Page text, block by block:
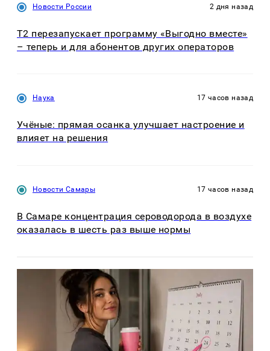
Новости России 2 дня назад
Т2 перезапускает программу «Выгодно вместе»
– теперь и для абонентов других операторов
Наука 17 часов назад
Учёные: прямая осанка улучшает настроение и
влияет на решения
Новости Самары 17 часов назад
В Самаре концентрация сероводорода в воздухе
оказалась в шесть раз выше нормы